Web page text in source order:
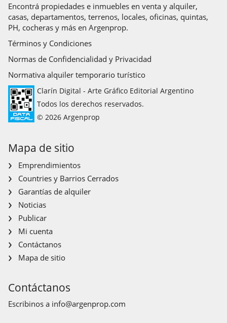
Encontrá propiedades e inmuebles en venta y alquiler,
casas, departamentos, terrenos, locales, oficinas, quintas,
PH, cocheras y más en Argenprop.
Términos y Condiciones
Normas de Confidencialidad y Privacidad
Normativa alquiler temporario turístico
Clarín Digital - Arte Gráfico Editorial Argentino
Todos los derechos reservados.
© 2026 Argenprop
Mapa de sitio
Emprendimientos
Countries y Barrios Cerrados
Garantías de alquiler
Noticias
Publicar
Mi cuenta
Contáctanos
Mapa de sitio
Contáctanos
Escribinos a info@argenprop.com